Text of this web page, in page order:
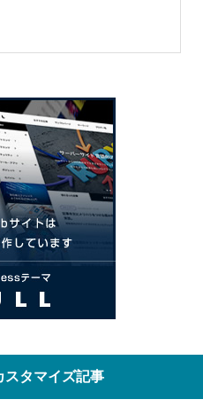
スタマイズ記事